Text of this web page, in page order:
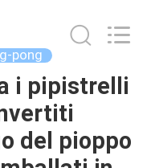
pong
i pipistrelli
del pioppo